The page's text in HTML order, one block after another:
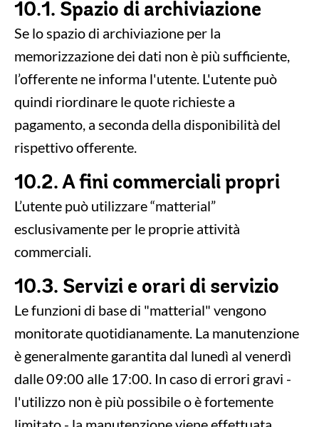
10.1. Spazio di archiviazione
Se lo spazio di archiviazione per la
memorizzazione dei dati non è più sufficiente,
l’offerente ne informa l'utente. L'utente può
quindi riordinare le quote richieste a
pagamento, a seconda della disponibilità del
rispettivo offerente.
10.2. A fini commerciali propri
L’utente può utilizzare “matterial”
esclusivamente per le proprie attività
commerciali.
10.3. Servizi e orari di servizio
Le funzioni di base di "matterial" vengono
monitorate quotidianamente. La manutenzione
è generalmente garantita dal lunedì al venerdì
dalle 09:00 alle 17:00. In caso di errori gravi -
l'utilizzo non è più possibile o è fortemente